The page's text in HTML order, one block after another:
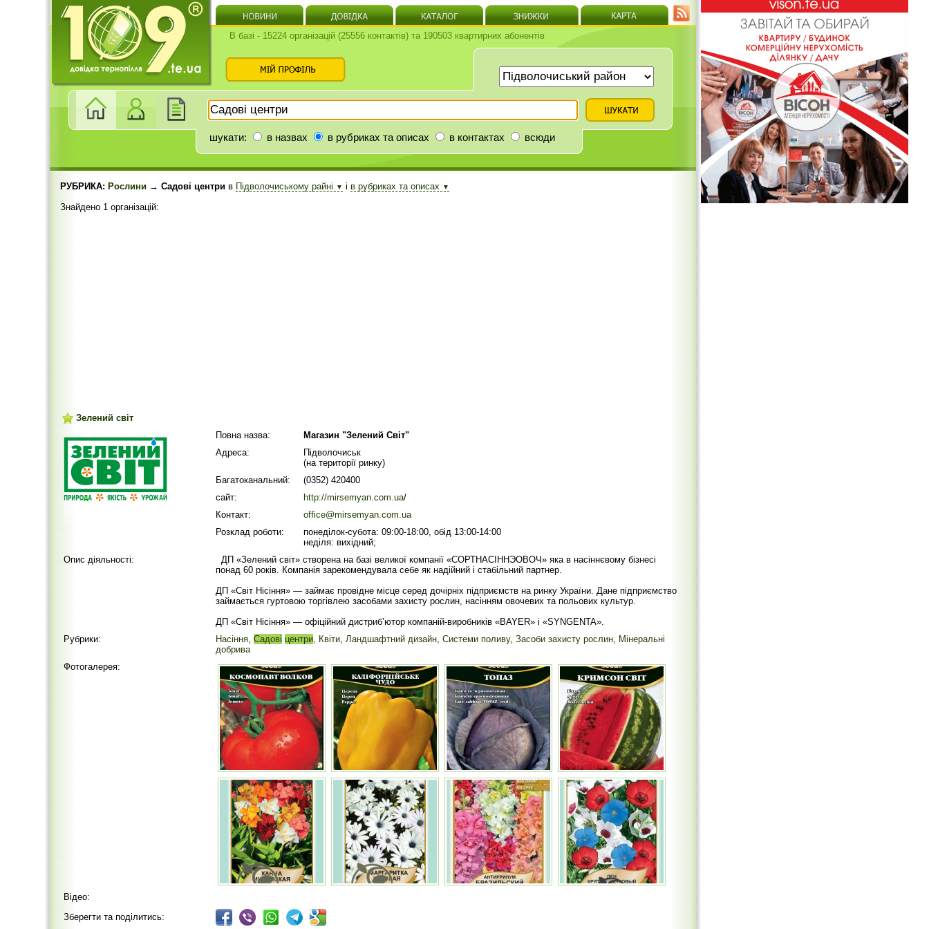
В базі - 15224 організацій (25556 контактів) та 190503 квартирних абонентів
шукати: в назвах в рубриках та описах в контактах всюди
РУБРИКА: Рослини → Садові центри в Підволочиському райні ▼ і в рубриках та описах ▼
Знайдено 1 організацій:
Зелений світ
Повна назва:
Магазин "Зелений Світ"
Адреса:
Підволочиськ
(на території ринку)
Багатоканальний:
(0352) 420400
сайт:
http://mirsemyan.com.ua/
Контакт:
office@mirsemyan.com.ua
Розклад роботи:
понеділок-субота: 09:00-18:00, обід 13:00-14:00
неділя: вихідний;
Опис діяльності:
ДП «Зелений світ» створена на базі великої компанії «СОРТНАСІННЭОВОЧ» яка в насіннєвому бізнесі
понад 60 років. Компанія зарекомендувала себе як надійний і стабільний партнер.
ДП «Світ Нісіння» — займає провідне місце серед дочірніх підприємств на ринку України. Дане підприємство
займається гуртовою торгівлею засобами захисту рослин, насінням овочевих та польових культур.
ДП «Світ Нісіння» — офіційний дистриб’ютор компаній-виробників «BAYER» і «SYNGENTA».
Рубрики:
Насіння, Садові центри, Квіти, Ландшафтний дизайн, Системи поливу, Засоби захисту рослин, Мінеральні
добрива
Фотогалерея:
Відео:
Зберегти та поділитись: